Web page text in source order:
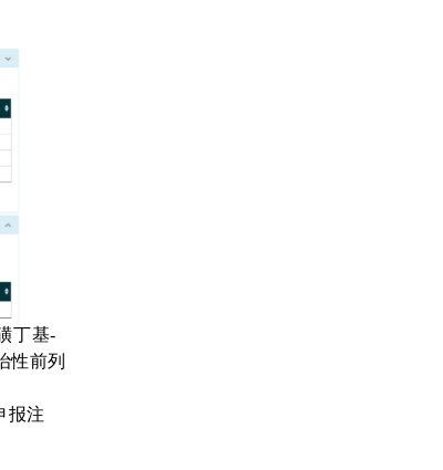
丁基-
性前列
报注